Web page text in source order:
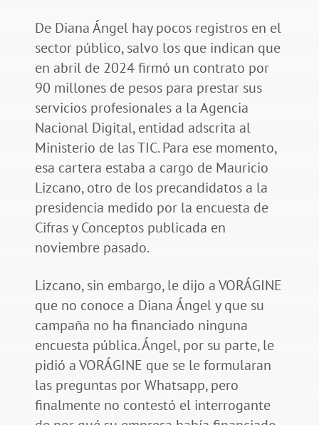
De Diana Ángel hay pocos registros en el
sector público, salvo los que indican que
en abril de 2024 firmó un contrato por
90 millones de pesos para prestar sus
servicios profesionales a la Agencia
Nacional Digital, entidad adscrita al
Ministerio de las TIC. Para ese momento,
esa cartera estaba a cargo de Mauricio
Lizcano, otro de los precandidatos a la
presidencia medido por la encuesta de
Cifras y Conceptos publicada en
noviembre pasado.
Lizcano, sin embargo, le dijo a VORÁGINE
que no conoce a Diana Ángel y que su
campaña no ha financiado ninguna
encuesta pública. Ángel, por su parte, le
pidió a VORÁGINE que se le formularan
las preguntas por Whatsapp, pero
finalmente no contestó el interrogante